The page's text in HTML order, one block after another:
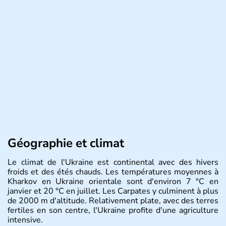
Géographie et climat
Le climat de l'Ukraine est continental avec des hivers
froids et des étés chauds. Les températures moyennes à
Kharkov en Ukraine orientale sont d'environ 7 °C en
janvier et 20 °C en juillet. Les Carpates y culminent à plus
de 2000 m d'altitude. Relativement plate, avec des terres
fertiles en son centre, l'Ukraine profite d'une agriculture
intensive.